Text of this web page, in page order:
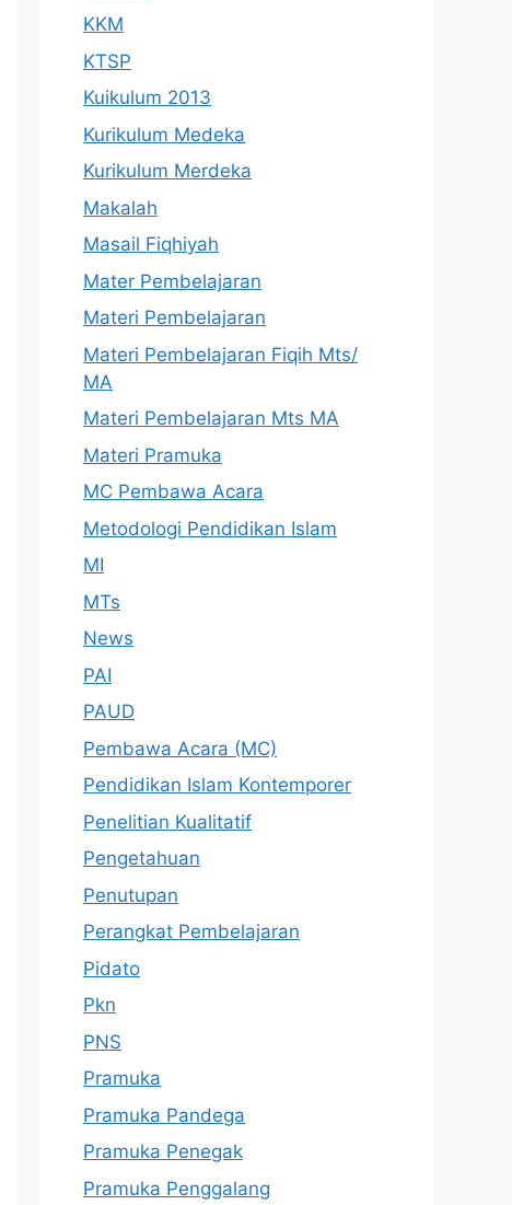
KKM
KTSP
Kuikulum 2013
Kurikulum Medeka
Kurikulum Merdeka
Makalah
Masail Fiqhiyah
Mater Pembelajaran
Materi Pembelajaran
Materi Pembelajaran Fiqih Mts/
MA
Materi Pembelajaran Mts MA
Materi Pramuka
MC Pembawa Acara
Metodologi Pendidikan Islam
MI
MTs
News
PAI
PAUD
Pembawa Acara (MC)
Pendidikan Islam Kontemporer
Penelitian Kualitatif
Pengetahuan
Penutupan
Perangkat Pembelajaran
Pidato
Pkn
PNS
Pramuka
Pramuka Pandega
Pramuka Penegak
Pramuka Penggalang